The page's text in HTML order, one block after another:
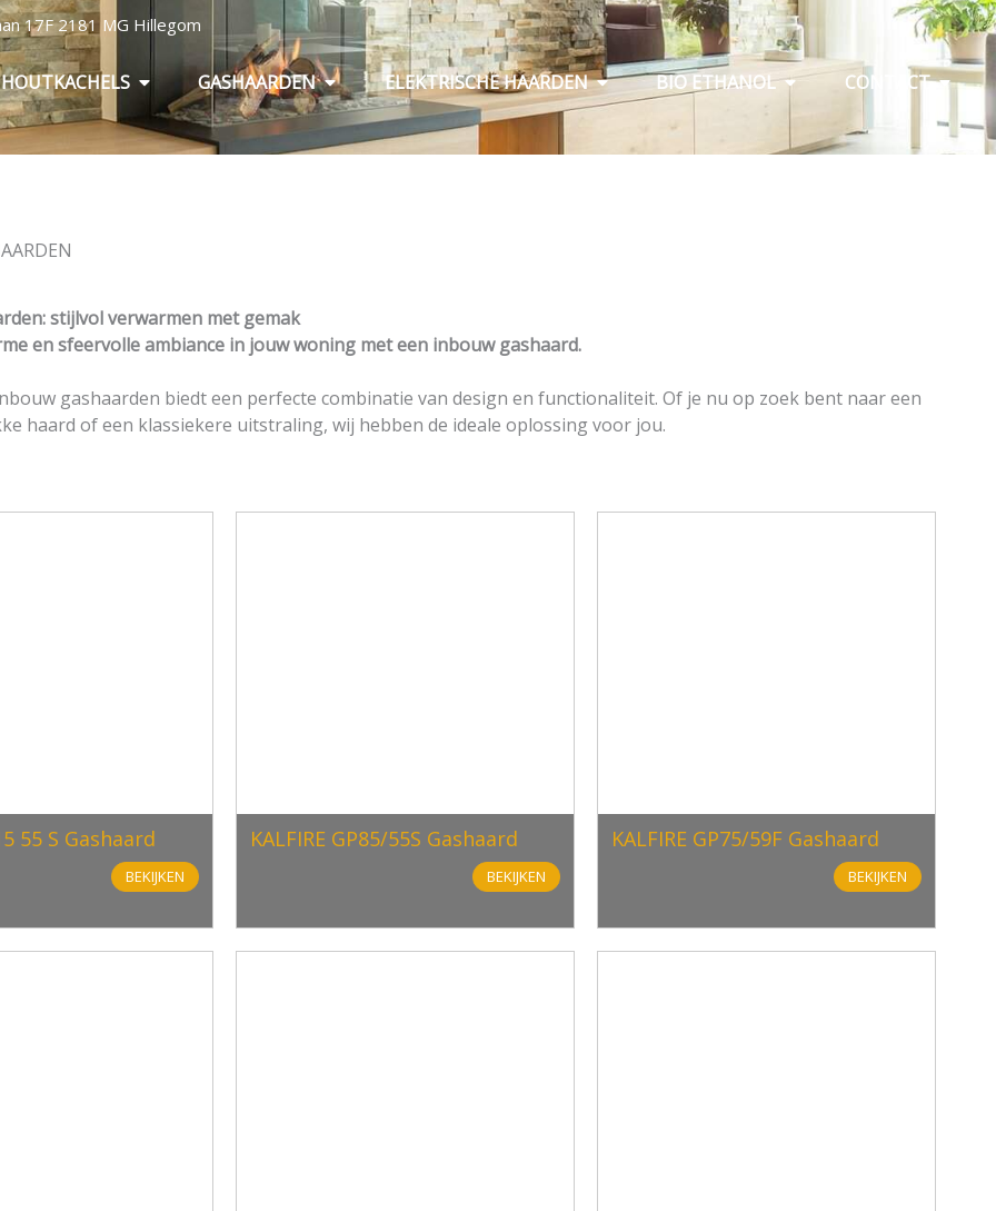
17F 2181 MG Hillegom
HOUTKACHELS Open Houtkachels
GASHAARDENOpen Gashaarden
ELEKTRISCHE HAARDENOpen Elektrische haarden
BIO ETHANOLOpen Bio ethanol
CONTACTOpen
stijlvol verwarmen met gemak
en sfeervolle ambiance in jouw woning met een inbouw gashaard.
gashaarden biedt een perfecte combinatie van design en functionaliteit. Of je nu op zoek bent naar een
haard of een klassiekere uitstraling, wij hebben de ideale oplossing voor jou.
55 S Gashaard
BEKIJKEN
KALFIRE GP85/55S Gashaard
BEKIJKEN
KALFIRE GP75/59F Gashaard
BEKIJKEN